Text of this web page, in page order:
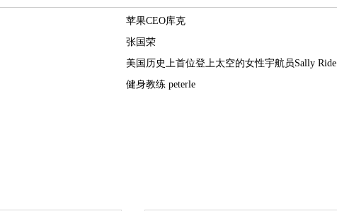
苹果CEO库克
张国荣
美国历史上首位登上太空的女性宇航员Sally Ride
健身教练 peterle